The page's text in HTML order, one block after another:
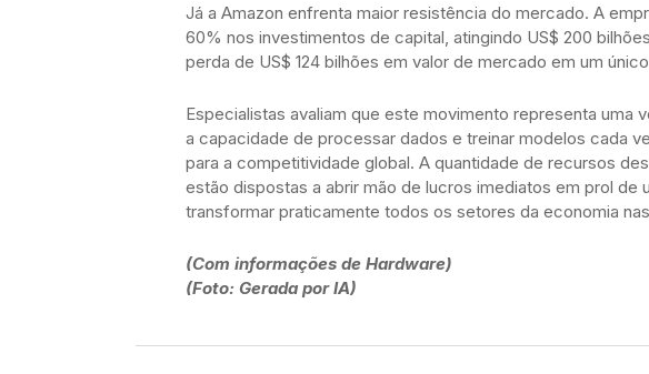
Já a Amazon enfrenta maior resistência do mercado. A
60% nos investimentos de capital, atingindo US$ 200
perda de US$ 124 bilhões em valor de mercado em um
Especialistas avaliam que este movimento representa uma
a capacidade de processar dados e treinar modelos cada
para a competitividade global. A quantidade de recursos
estão dispostas a abrir mão de lucros imediatos em prol de
transformar praticamente todos os setores da economia
(Com informações de Hardware)
(Foto: Gerada por IA)